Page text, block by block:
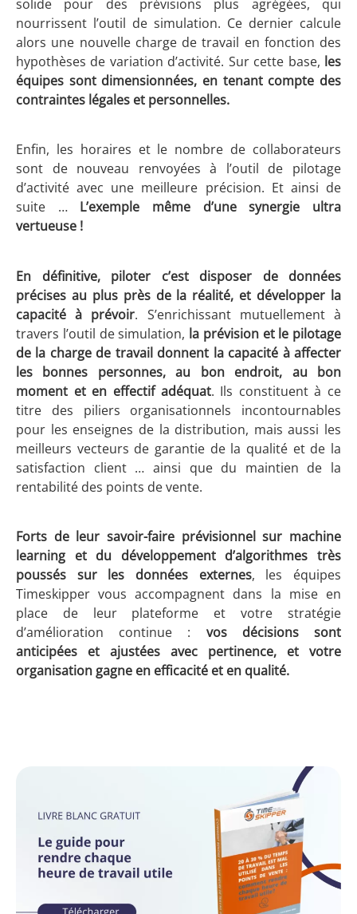
solide pour des prévisions plus agrégées, qui
nourrissent l’outil de simulation. Ce dernier calcule
alors une nouvelle charge de travail en fonction des
hypothèses de variation d’activité. Sur cette base, les
équipes sont dimensionnées, en tenant compte des
contraintes légales et personnelles.
Enfin, les horaires et le nombre de collaborateurs
sont de nouveau renvoyées à l’outil de pilotage
d’activité avec une meilleure précision. Et ainsi de
suite …L’exemple même d’une synergie ultra
vertueuse !
En définitive, piloter c’est disposer de données
précises au plus près de la réalité, et développer la
capacité à prévoir. S’enrichissant mutuellement à
travers l’outil de simulation, la prévision et le pilotage
de la charge de travail donnent la capacité à affecter
les bonnes personnes, au bon endroit, au bon
moment et en effectif adéquat. Ils constituent à ce
titre des piliers organisationnels incontournables
pour les enseignes de la distribution, mais aussi les
meilleurs vecteurs de garantie de la qualité et de la
satisfaction client … ainsi que du maintien de la
rentabilité des points de vente.
Forts de leur savoir-faire prévisionnel sur machine
learning et du développement d’algorithmes très
poussés sur les données externes, les équipes
Timeskipper vous accompagnent dans la mise en
place de leur plateforme et votre stratégie
d’amélioration continue : vos décisions sont
anticipées et ajustées avec pertinence, et votre
organisation gagne en efficacité et en qualité.